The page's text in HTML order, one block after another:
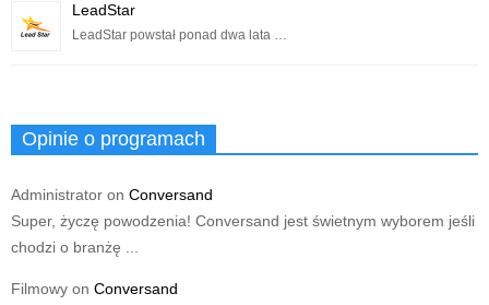
LeadStar
LeadStar powstał ponad dwa lata …
Opinie o programach
Administrator on Conversand
Super, życzę powodzenia! Conversand jest świetnym wyborem jeśli
chodzi o branżę ...
Filmowy on Conversand